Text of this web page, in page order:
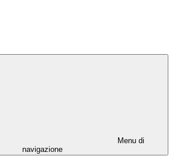
Menu di
navigazione